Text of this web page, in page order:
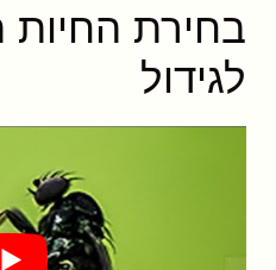
בחירת החיות
לגידול